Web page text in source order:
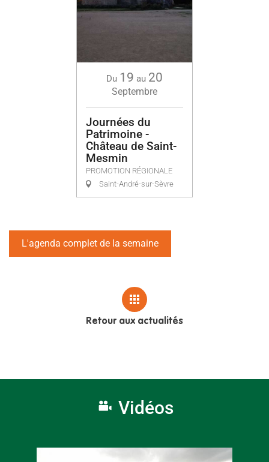
Du 19 au 20
Septembre
Journées du
Patrimoine -
Château de Saint-
Mesmin
PROMOTION RÉGIONALE
Saint-André-sur-Sèvre
L'agenda complet de la semaine
Retour aux actualités
Vidéos